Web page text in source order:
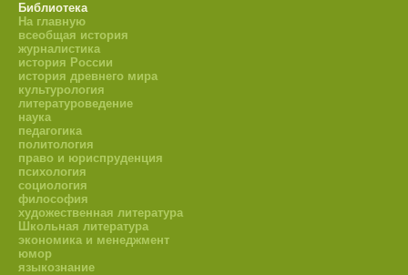
Библиотека
На главную
всеобщая история
журналистика
история России
история древнего мира
культурология
литературоведение
наука
педагогика
политология
право и юриспруденция
психология
социология
философия
художественная литература
Школьная литература
экономика и менеджмент
юмор
языкознание